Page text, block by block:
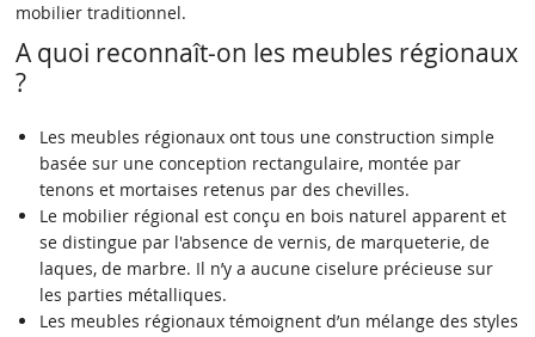
mobilier traditionnel.
A quoi reconnaît-on les meubles régionaux
?
Les meubles régionaux ont tous une construction simple
basée sur une conception rectangulaire, montée par
tenons et mortaises retenus par des chevilles.
Le mobilier régional est conçu en bois naturel apparent et
se distingue par l'absence de vernis, de marqueterie, de
laques, de marbre. Il n’y a aucune ciselure précieuse sur
les parties métalliques.
Les meubles régionaux témoignent d’un mélange des styles